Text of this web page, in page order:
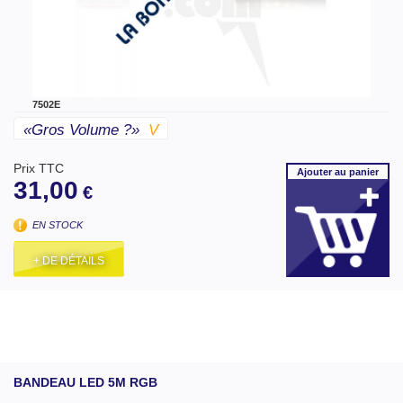
7502E
«gros Volume ?» V
Prix TTC
31,00 €
EN STOCK
+ DE DÉTAILS
Ajouterau panier
BANDEAU LED 5M RGB